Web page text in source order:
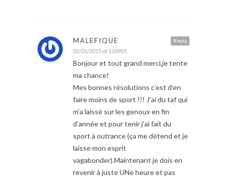
Reply
MALEFIQUE
02/01/2015 at 110905
Bonjour et tout grand merci,je tente
ma chance!
Mes bonnes résolutions c’est d’en
faire moins de sport !!! J’ai du taf qui
m’a laissé sur les genoux en fin
d’année et pour tenir j’ai fait du
sport à outrance (ça me détend et je
laisse mon esprit
vagabonder).Maintenant je dois en
revenir à juste UNe heure et pas